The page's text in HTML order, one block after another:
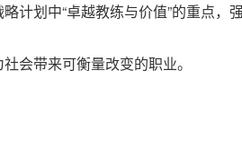
划中“卓越教练与价值”的重点，
会带来可衡量改变的职业。